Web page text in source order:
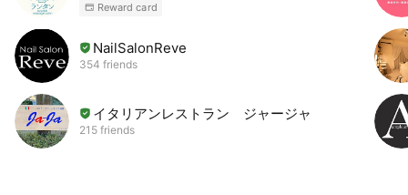
Reward card
NailSalonReve
354 friends
イタリアンレストラン ジャージャ
215 friends